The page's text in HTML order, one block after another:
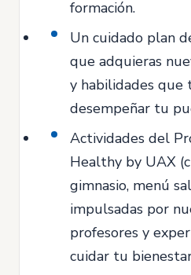
formación.
Un cuidado plan
que adquieras
y habilidades que
desempeñar tu
Actividades del
Healthy by UAX
gimnasio, menú
impulsadas por
profesores y
cuidar tu